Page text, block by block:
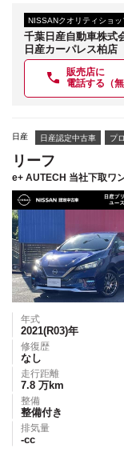
NISSANクオリティショッ
千葉日産自動車株式
日産カーパレス柏店
販売店に
電話する（無
日産 日産認定中古車 プ
リーフ
e+ AUTECH 当社下取
年式
2021(R03)年
修復歴
なし
走行距離
7.8 万km
整備
整備付き
排気量
-cc